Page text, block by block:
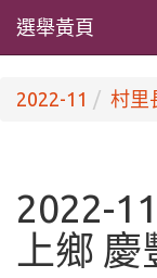
選舉黃頁
2022-11 村里
2022-
上鄉